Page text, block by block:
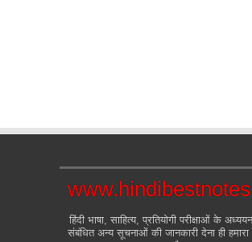
हिंदी भाषा, साहित्य, प्रतियोगी परीक्षाओं के
संबंधित अन्य सूचनाओं की जानकारी देना ही हमारा